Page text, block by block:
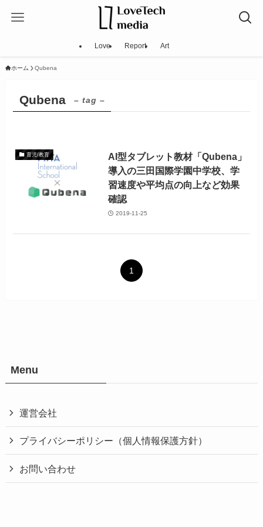
Love Report Art
ホーム Qubena
Qubena – tag –
育児/教育
AI型タブレット教材「Qubena」
導入の三田国際学園中学校、学
習速度や平均点の向上など効果
確認
2019-11-25
1
Menu
運営会社
プライバシーポリシー（個人情報保護方針）
お問い合わせ